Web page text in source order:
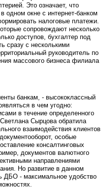
Это означает, что
одном окне с интернет-банком
налоговые платежи.
сопровождают несколько
доступов, бухгалтер под
сразу с несколькими
руководитель по
массового бизнеса филиала
банкам, - высококлассный
в чем угодно:
в течение определенного
Сырцова обратила
взаимодействия клиентов
особые
консалтинговых
документов валютного
направлениями
Но развитие в данном
ДБО - максимальное удобство